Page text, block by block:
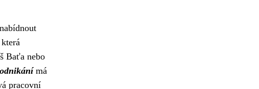
Baťa nebo
má
pracovní